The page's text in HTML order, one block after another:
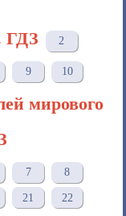
ГДЗ 2
9 10
мирового
7 8
21 22